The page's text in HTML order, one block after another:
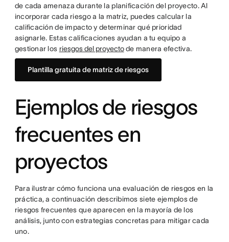
de cada amenaza durante la planificación del proyecto. Al
incorporar cada riesgo a la matriz, puedes calcular la
calificación de impacto y determinar qué prioridad
asignarle. Estas calificaciones ayudan a tu equipo a
gestionar los riesgos del proyectode manera efectiva.
Plantilla gratuita de matriz de riesgos
Ejemplos de riesgos
frecuentes en
proyectos
Para ilustrar cómo funciona una evaluación de riesgos en la
práctica, a continuación describimos siete ejemplos de
riesgos frecuentes que aparecen en la mayoría de los
análisis, junto con estrategias concretas para mitigar cada
uno.